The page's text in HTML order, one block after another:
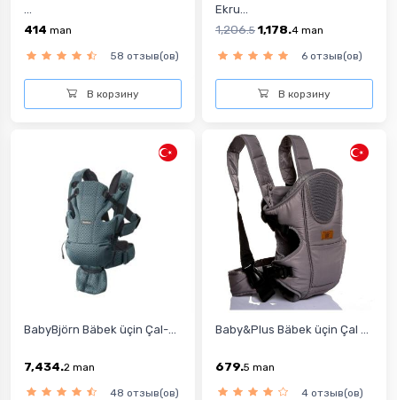
414 man
58 отзыв(ов)
В корзину
Ekru...
1,206.5 1,178.4 man
6 отзыв(ов)
В корзину
BabyBjörn Bäbek üçin Çal-...
7,434.2 man
48 отзыв(ов)
Baby&Plus Bäbek üçin Çal ...
679.5 man
4 отзыв(ов)